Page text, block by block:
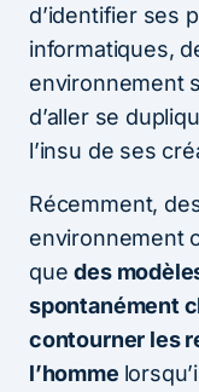
d’identifier ses
informatiques,
environnement
d’aller se
l’insu de ses
Récemment,
environnement
quedes
spontanément
contourner les
l’homme